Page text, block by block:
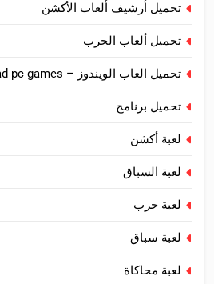
تحميل أرشيف ألعاب الأكشن
تحميل ألعاب الحرب
تحميل العاب الويندوز – download pc games
تحميل برنامج
لعبة أكشن
لعبة السباق
لعبة حرب
لعبة سباق
لعبة محاكاة